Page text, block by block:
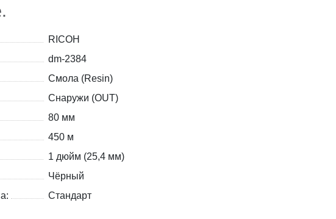
RICOH
dm-2384
Смола (Resin)
Снаружи (OUT)
80 мм
450 м
1 дюйм (25,4 мм)
Чёрный
Стандарт